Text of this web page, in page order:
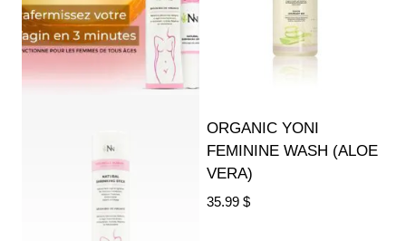
ORGANIC YONI
FEMININE WASH (ALOE
VERA)
35.99 $